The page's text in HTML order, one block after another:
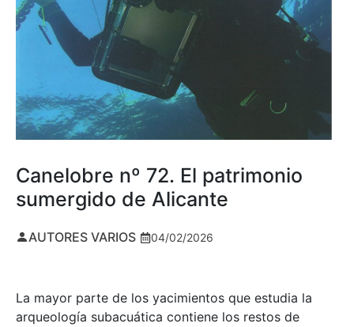
Canelobre nº 72. El patrimonio
sumergido de Alicante
AUTORES VARIOS 04/02/2026
La mayor parte de los yacimientos que estudia la
arqueología subacuática contiene los restos de